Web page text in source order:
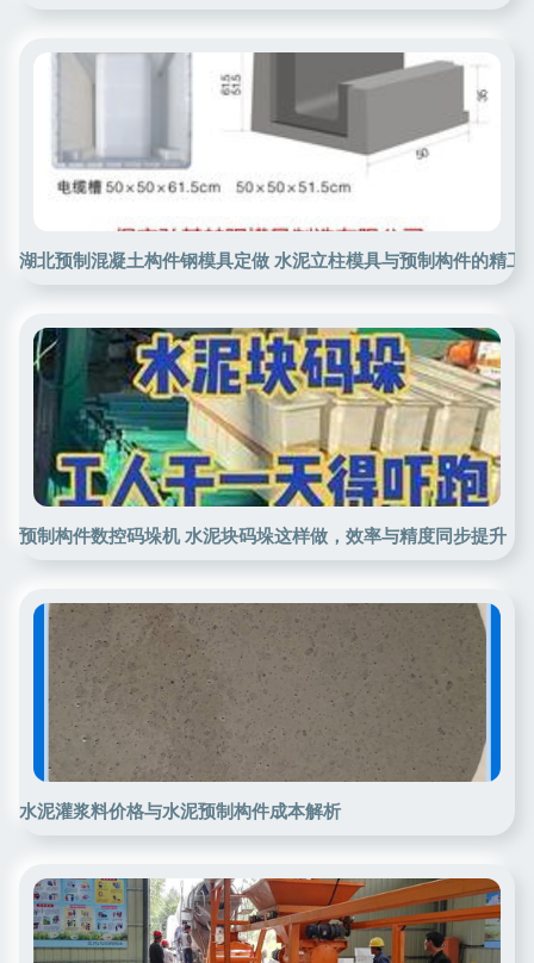
湖北预制混凝土构件钢模具定做 水泥立柱模具与预制构件的精工
预制构件数控码垛机 水泥块码垛这样做，效率与精度同步提升
水泥灌浆料价格与水泥预制构件成本解析